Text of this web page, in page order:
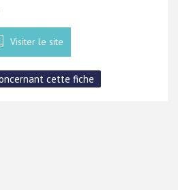
Visiter le site